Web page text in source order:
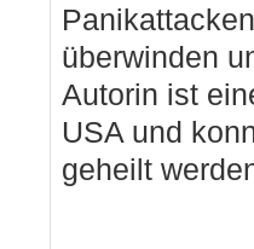
überwinden
Autorin ist
USA und
geheilt